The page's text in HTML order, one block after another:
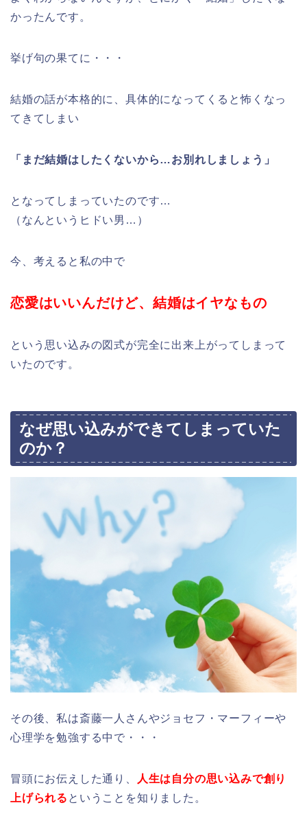
かったんです。
挙げ句の果てに・・・
結婚の話が本格的に、具体的になってくると怖くなっ
てきてしまい
「まだ結婚はしたくないから…お別れしましょう」
となってしまっていたのです…
（なんというヒドい男…）
今、考えると私の中で
恋愛はいいんだけど、結婚はイヤなもの
という思い込みの図式が完全に出来上がってしまって
いたのです。
なぜ思い込みができてしまっていた
のか？
その後、私は斎藤一人さんやジョセフ・マーフィーや
心理学を勉強する中で・・・
冒頭にお伝えした通り、
人生は自分の思い込みで創り
上げられる ということを知りました。